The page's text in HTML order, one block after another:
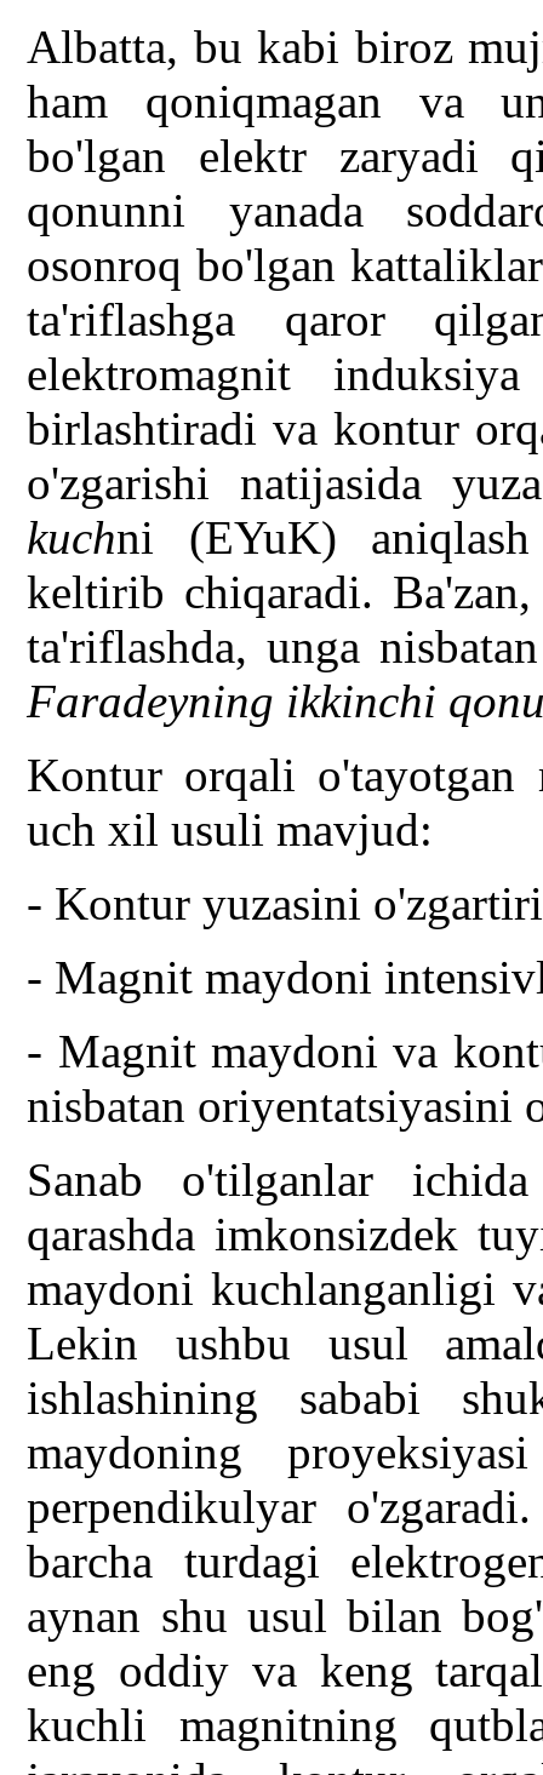
Albatta, bu kabi biroz
ham qoniqmagan va
bo'lgan elektr zaryadi
qonunni yanada
osonroq bo'lgan
ta'riflashga qaror
elektromagnit
birlashtiradi va kontur
o'zgarishi natijasida
kuchni (EYuK)
keltirib chiqaradi.
ta'riflashda, unga
Faradeyning ikkinchi
Kontur orqali o'tayotgan
uch xil usuli mavjud:
- Kontur yuzasini
- Magnit maydoni
- Magnit maydoni va
nisbatan oriyentatsiyasini
Sanab o'tilganlar
qarashda imkonsizdek
maydoni kuchlanganligi
Lekin ushbu usul
ishlashining sababi
maydoning
perpendikulyar
barcha turdagi
aynan shu usul bilan
eng oddiy va keng
kuchli magnitning